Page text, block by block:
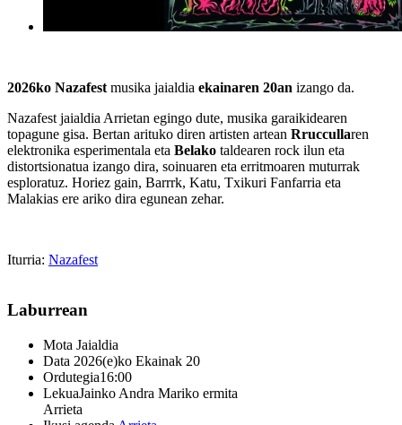
2026ko Nazafest musika jaialdia ekainaren 20an izango da.
Nazafest jaialdia Arrietan egingo dute, musika garaikidearen
topagune gisa. Bertan arituko diren artisten artean Rruccullaren
elektronika esperimentala eta Belako taldearen rock ilun eta
distortsionatua izango dira, soinuaren eta erritmoaren muturrak
esploratuz. Horiez gain, Barrrk, Katu, Txikuri Fanfarria eta
Malakias ere ariko dira egunean zehar.
Iturria: Nazafest
Laburrean
Mota Jaialdia
Data 2026(e)ko Ekainak 20
Ordutegia16:00
LekuaJainko Andra Mariko ermita
Arrieta